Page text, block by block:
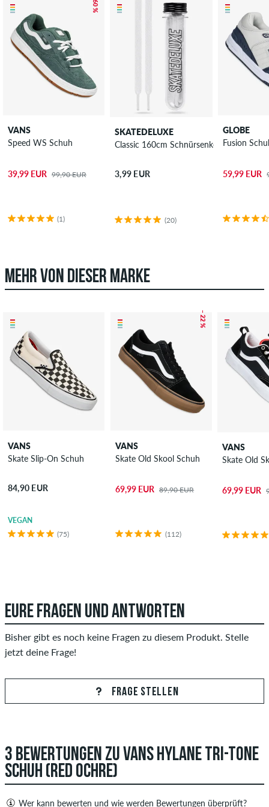
VANS
Speed WS Schuh
39,99 EUR 99,90 EUR
(1)
SKATEDELUXE
Classic 160cm Schnürsenkel
3,99 EUR
(20)
GLOBE
Fusion
59,99 EUR
MEHR VON DIESER MARKE
VANS
Skate Slip-On Schuh
84,90 EUR
VEGAN
(75)
– 22 %
VANS
Skate Old Skool Schuh
69,99 EUR 89,90 EUR
(112)
VANS
Skate Old
69,99 EUR
EURE FRAGEN UND ANTWORTEN
Bisher gibt es noch keine Fragen zu diesem Produkt. Stelle
jetzt deine Frage!
FRAGE STELLEN
3 BEWERTUNGEN ZU VANS HYLANE TRI-TONE
SCHUH (RED OCHRE)
Wer kann bewerten und wie werden Bewertungen überprüft?